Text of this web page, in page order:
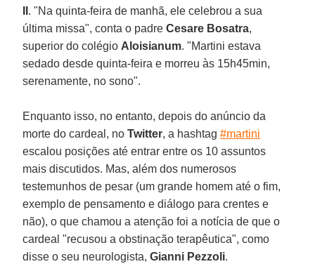
. "Na quinta-feira de manhã, ele celebrou a sua
última missa", conta o padreCesare Bosatra,
superior do colégio Aloisianum. "Martini estava
sedado desde quinta-feira e morreu às 15h45min,
serenamente, no sono".
Enquanto isso, no entanto, depois do anúncio da
morte do cardeal, noTwitter, a hashtag#martini
escalou posições até entrar entre os 10 assuntos
mais discutidos. Mas, além dos numerosos
testemunhos de pesar (um grande homem até o fim,
exemplo de pensamento e diálogo para crentes e
não), o que chamou a atenção foi a notícia de que o
cardeal "recusou a obstinação terapêutica", como
disse o seu neurologista,Gianni Pezzoli.